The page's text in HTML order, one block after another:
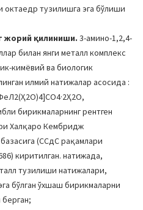
тузилишга эга бўлиши
жорий қилиниши. 3-амино-1,2,4-
билан янги металл комплекс
кимёвий ва биологик
илмий натижалар асосида :
бирикмаларнинг рентген
Халқаро Кембридж
(CCдC рақамлари
киритилган. натижада,
тузилиши натижалари,
бўлган ўхшаш бирикмаларни